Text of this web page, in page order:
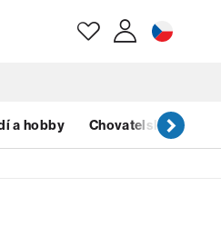
a hobby Chovatelské